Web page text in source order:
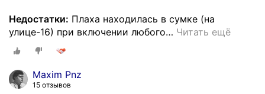
Недостатки: Плаха находилась в сумке (на
улице-16) при включении любого… Читать ещё
Maxim Pnz
15 отзывов